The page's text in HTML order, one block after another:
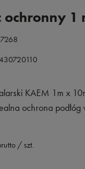
ochronny 1
KAEM 1m x
ochrona podłóg
/ szt.